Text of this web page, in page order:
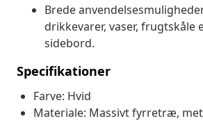
Brede
drikkevarer, vaser,
sidebord.
Specifikationer
Farve: Hvid
Materiale: Massivt fyrretræ,